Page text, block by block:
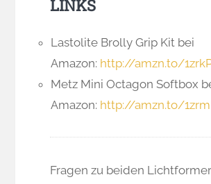
LINKS
Lastolite Brolly Grip Kit bei
Amazon: http://amzn.to/
Metz Mini Octagon Softbox
Amazon: http://amzn.to/
Fragen zu beiden